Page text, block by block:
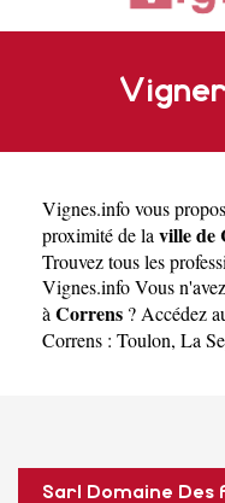
Vignes.infovous
proximité de la ville de
Trouvez tous les
Vignes.info Vous
à Correns ? Accédez
Correns : Toulon, La
Sarl Domaine Des